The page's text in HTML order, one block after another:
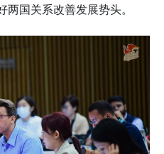
两国关系改善发展势头。